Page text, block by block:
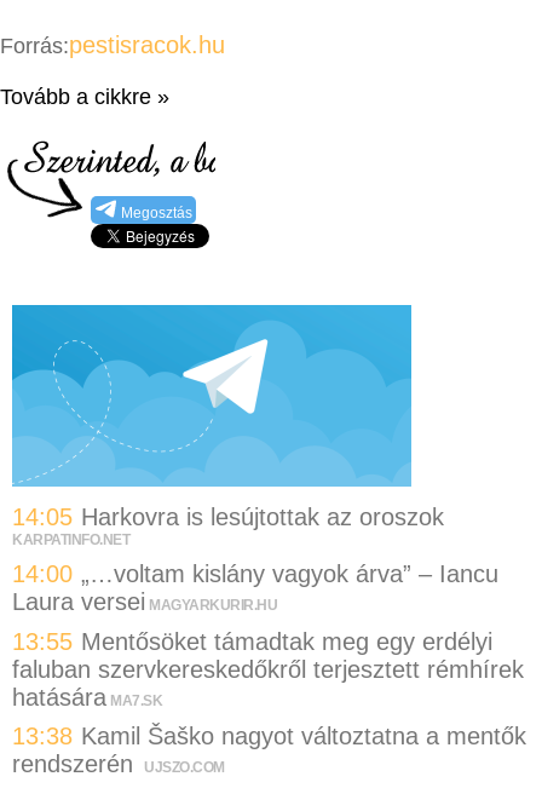
Forrás:pestisracok.hu
Tovább a cikkre »
Megosztás
14:05 Harkovra is lesújtottak az oroszok
KARPATINFO.NET
14:00 „…voltam kislány vagyok árva” – Iancu
Laura versei MAGYARKURIR.HU
13:55 Mentősöket támadtak meg egy erdélyi
faluban szervkereskedőkről terjesztett rémhírek
hatására MA7.SK
13:38 Kamil Šaško nagyot változtatna a mentők
rendszerén
UJSZO.COM